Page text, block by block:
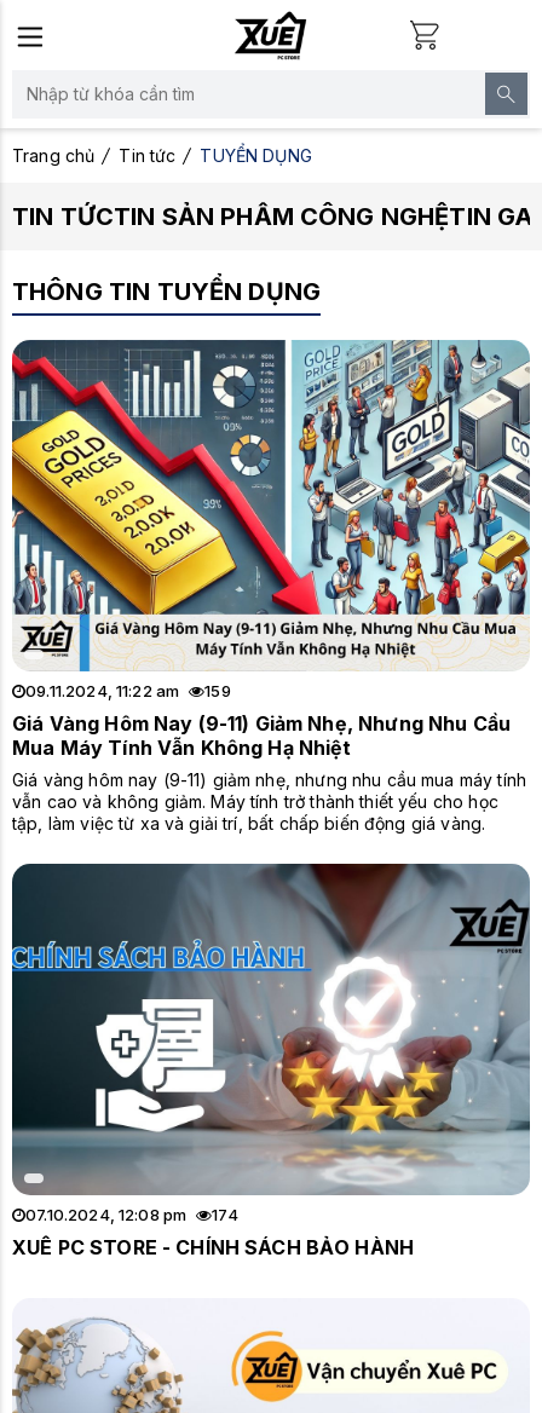
Trang chủ Tin tức TUYỂN DỤNG
TIN TỨCTIN SẢN PHẨM CÔNG NGHỆTIN
THÔNG TIN TUYỂN DỤNG
09.11.2024, 11:22 am 159
Giá Vàng Hôm Nay (9-11) Giảm Nhẹ, Nhưng Nhu Cầu
Mua Máy Tính Vẫn Không Hạ Nhiệt
Giá vàng hôm nay (9-11) giảm nhẹ, nhưng nhu cầu mua máy tính
vẫn cao và không giảm. Máy tính trở thành thiết yếu cho học
tập, làm việc từ xa và giải trí, bất chấp biến động giá vàng.
07.10.2024, 12:08 pm 174
XUÊ PC STORE - CHÍNH SÁCH BẢO HÀNH